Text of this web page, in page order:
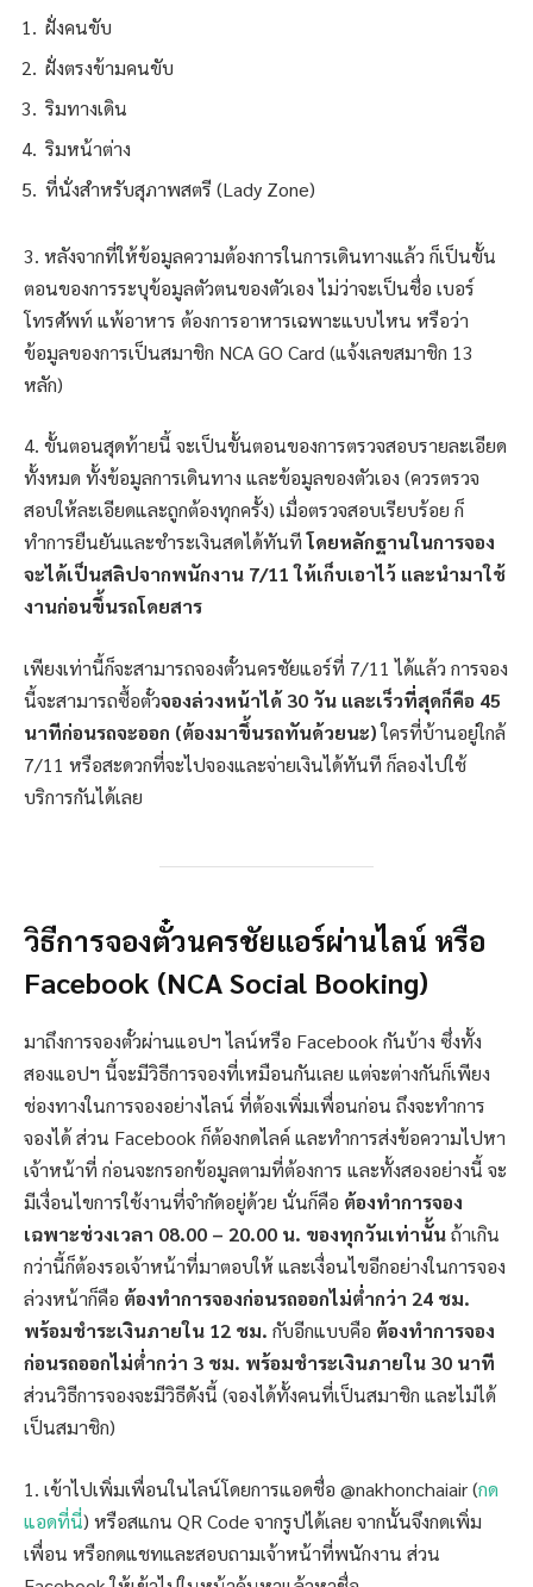
ฝั่งคนขับ
ฝั่งตรงข้ามคนขับ
ริมทางเดิน
ริมหน้าต่าง
ที่นั่งสำหรับสุภาพสตรี (Lady Zone)
3. หลังจากที่ให้ข้อมูลความต้องการในการเดินทางแล้ว ก็เป็นขั้น
ตอนของการระบุข้อมูลตัวตนของตัวเอง ไม่ว่าจะเป็นชื่อ เบอร์
โทรศัพท์ แพ้อาหาร ต้องการอาหารเฉพาะแบบไหน หรือว่า
ข้อมูลของการเป็นสมาชิก NCA GO Card (แจ้งเลขสมาชิก 13
หลัก)
4. ขั้นตอนสุดท้ายนี้ จะเป็นขั้นตอนของการตรวจสอบรายละเอียด
ทั้งหมด ทั้งข้อมูลการเดินทาง และข้อมูลของตัวเอง (ควรตรวจ
สอบให้ละเอียดและถูกต้องทุกครั้ง) เมื่อตรวจสอบเรียบร้อย ก็
ทำการยืนยันและชำระเงินสดได้ทันทีโดยหลักฐานในการจอง
จะได้เป็นสลิปจากพนักงาน 7/11 ให้เก็บเอาไว้ และนำมาใช้
งานก่อนขึ้นรถโดยสาร
เพียงเท่านี้ก็จะสามารถจองตั๋วนครชัยแอร์ที่ 7/11 ได้แล้ว การจอง
นี้จะสามารถซื้อตั๋วจองล่วงหน้าได้ 30 วัน และเร็วที่สุดก็คือ 45
นาทีก่อนรถจะออก (ต้องมาขึ้นรถทันด้วยนะ)ใครที่บ้านอยู่ใกล้
7/11 หรือสะดวกที่จะไปจองและจ่ายเงินได้ทันที ก็ลองไปใช้
บริการกันได้เลย
วิธีการจองตั๋วนครชัยแอร์ผ่านไลน์ หรือ
Facebook (NCA Social Booking)
มาถึงการจองตั๋วผ่านแอปฯ ไลน์หรือ Facebook กันบ้าง ซึ่งทั้ง
สองแอปฯ นี้จะมีวิธีการจองที่เหมือนกันเลย แต่จะต่างกันก็เพียง
ช่องทางในการจองอย่างไลน์ ที่ต้องเพิ่มเพื่อนก่อน ถึงจะทำการ
จองได้ ส่วน Facebook ก็ต้องกดไลค์ และทำการส่งข้อความไปหา
เจ้าหน้าที่ ก่อนจะกรอกข้อมูลตามที่ต้องการ และทั้งสองอย่างนี้ จะ
มีเงื่อนไขการใช้งานที่จำกัดอยู่ด้วย นั่นก็คือ ต้องทำการจอง
เฉพาะช่วงเวลา 08.00 – 20.00 น. ของทุกวันเท่านั้นถ้าเกิน
กว่านี้ก็ต้องรอเจ้าหน้าที่มาตอบให้ และเงื่อนไขอีกอย่างในการจอง
ล่วงหน้าก็คือ ต้องทำการจองก่อนรถออกไม่ต่ำกว่า 24 ชม.
พร้อมชำระเงินภายใน 12 ชม. กับอีกแบบคือ ต้องทำการจอง
ก่อนรถออกไม่ต่ำกว่า 3 ชม. พร้อมชำระเงินภายใน 30 นาที
ส่วนวิธีการจองจะมีวิธีดังนี้ (จองได้ทั้งคนที่เป็นสมาชิก และไม่ได้
เป็นสมาชิก)
1. เข้าไปเพิ่มเพื่อนในไลน์โดยการแอดชื่อ @nakhonchaiair (กด
แอดที่นี่) หรือสแกน QR Code จากรูปได้เลย จากนั้นจึงกดเพิ่ม
เพื่อน หรือกดแชทและสอบถามเจ้าหน้าที่พนักงาน ส่วน